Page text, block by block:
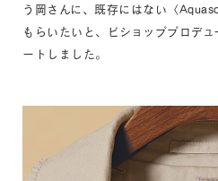
う岡さんに、既存にはない〈
もらいたいと、ビショッププロデ
ートしました。